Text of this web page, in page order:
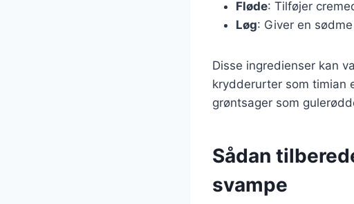
Fløde: Tilføjer
Løg: Giver en
Disse ingredienser kan
krydderurter som timian
grøntsager som
Sådan
svampe